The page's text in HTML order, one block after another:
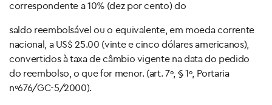
correspondente a 10% (dez por cento) do
saldo reembolsável ou o equivalente, em moeda corrente
nacional, a US$ 25.00 (vinte e cinco dólares americanos),
convertidos à taxa de câmbio vigente na data do pedido
do reembolso, o que for menor. (art. 7º, § 1º, Portaria
nº676/GC-5/2000).